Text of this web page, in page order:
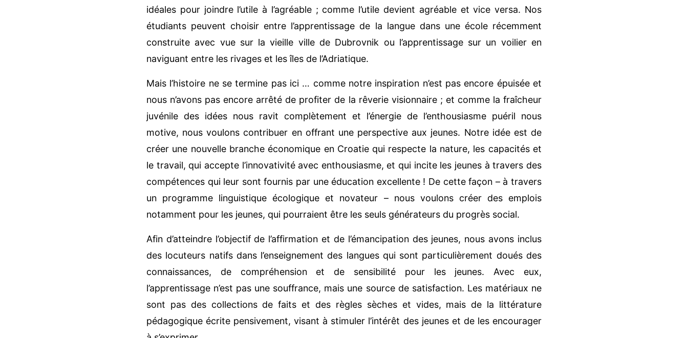
idéales pour joindre l’utile à l’agréable ; comme l’utile devient agréable et vice versa. Nos
étudiants peuvent choisir entre l’apprentissage de la langue dans une école récemment
construite avec vue sur la vieille ville de Dubrovnik ou l’apprentissage sur un voilier en
naviguant entre les rivages et les îles de l’Adriatique.
Mais l’histoire ne se termine pas ici … comme notre inspiration n’est pas encore épuisée et
nous n’avons pas encore arrêté de profiter de la rêverie visionnaire ; et comme la fraîcheur
juvénile des idées nous ravit complètement et l’énergie de l’enthousiasme puéril nous
motive, nous voulons contribuer en offrant une perspective aux jeunes. Notre idée est de
créer une nouvelle branche économique en Croatie qui respecte la nature, les capacités et
le travail, qui accepte l’innovativité avec enthousiasme, et qui incite les jeunes à travers des
compétences qui leur sont fournis par une éducation excellente ! De cette façon – à travers
un programme linguistique écologique et novateur – nous voulons créer des emplois
notamment pour les jeunes, qui pourraient être les seuls générateurs du progrès social.
Afin d’atteindre l’objectif de l’affirmation et de l’émancipation des jeunes, nous avons inclus
des locuteurs natifs dans l’enseignement des langues qui sont particulièrement doués des
connaissances, de compréhension et de sensibilité pour les jeunes. Avec eux,
l’apprentissage n’est pas une souffrance, mais une source de satisfaction. Les matériaux ne
sont pas des collections de faits et des règles sèches et vides, mais de la littérature
pédagogique écrite pensivement, visant à stimuler l’intérêt des jeunes et de les encourager